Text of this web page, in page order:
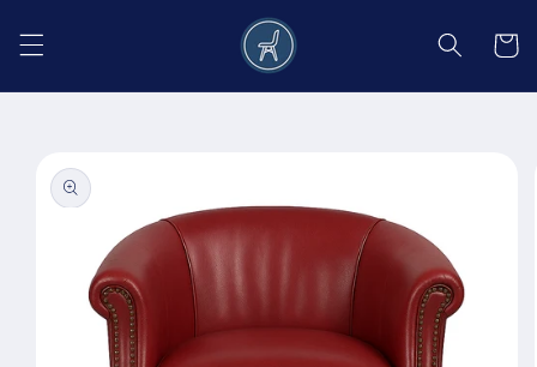
conținut
Coș
informațiile
despre
produs